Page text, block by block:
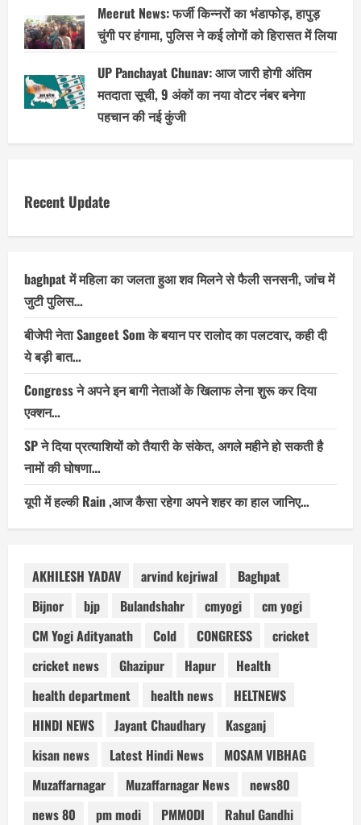
Meerut News: फर्जी किन्नरों का भंडाफोड़, हापुड़
चुंगी पर हंगामा, पुलिस ने कई लोगों को हिरासत में लिया
UP Panchayat Chunav: आज जारी होगी अंतिम
मतदाता सूची, 9 अंकों का नया वोटर नंबर बनेगा
पहचान की नई कुंजी
Recent Update
baghpat में महिला का जलता हुआ शव मिलने से फैली सनसनी, जांच में
जुटी पुलिस…
बीजेपी नेता Sangeet Som के बयान पर रालोद का पलटवार, कही दी
ये बड़ी बात…
Congress ने अपने इन बागी नेताओं के खिलाफ लेना शुरू कर दिया
एक्शन…
SP ने दिया प्रत्याशियों को तैयारी के संकेत, अगले महीने हो सकती है
नामों की घोषणा…
यूपी में हल्की Rain ,आज कैसा रहेगा अपने शहर का हाल जानिए…
AKHILESH YADAV arvind kejriwal
Baghpat
Bijnor
bjp Bulandshahr cmyogi
cm yogi
CM Yogi Adityanath
Cold CONGRESS
cricket
cricket news
Ghazipur Hapur
Health
health department
health news
HELTNEWS
HINDI NEWS
Jayant Chaudhary
Kasganj
kisan news
Latest Hindi News
MOSAM VIBHAG
Muzaffarnagar
Muzaffarnagar News
news80
news 80
pm modi PMMODI
Rahul Gandhi